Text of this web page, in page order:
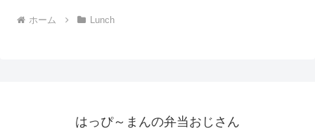
ホーム Lunch
はっぴ～まんの弁当おじさん